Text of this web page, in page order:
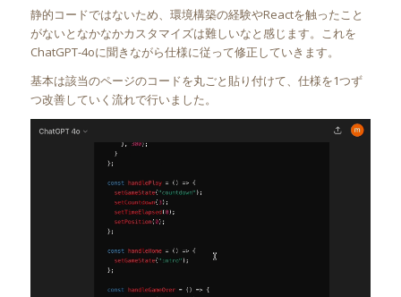
静的コードではないため、環境構築の経験やReactを触ったこと
がないとなかなかカスタマイズは難しいなと感じます。これを
ChatGPT-4oに聞きながら仕様に従って修正していきます。
基本は該当のページのコードを丸ごと貼り付けて、仕様を1つず
つ改善していく流れで行いました。